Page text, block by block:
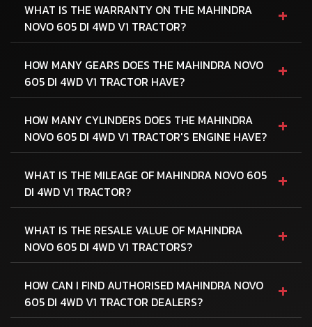
WHAT IS THE WARRANTY ON THE MAHINDRA
NOVO 605 DI 4WD V1 TRACTOR?
+
HOW MANY GEARS DOES THE MAHINDRA NOVO
605 DI 4WD V1 TRACTOR HAVE?
+
HOW MANY CYLINDERS DOES THE MAHINDRA
NOVO 605 DI 4WD V1 TRACTOR'S ENGINE HAVE?
+
WHAT IS THE MILEAGE OF MAHINDRA NOVO 605
DI 4WD V1 TRACTOR?
+
WHAT IS THE RESALE VALUE OF MAHINDRA
NOVO 605 DI 4WD V1 TRACTORS?
+
HOW CAN I FIND AUTHORISED MAHINDRA NOVO
605 DI 4WD V1 TRACTOR DEALERS?
+